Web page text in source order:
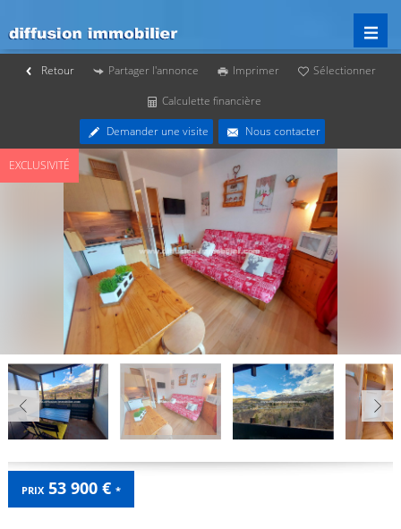
Retour Partager l'annonce Imprimer
Sélectionner
Calculette financière
Demander une visite
Nous contacter
EXCLUSIVITÉ
PRIX53 900 € *